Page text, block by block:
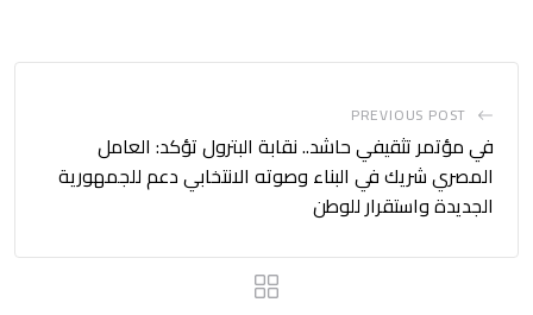
PREVIOUS POST
في مؤتمر تثقيفي حاشد.. نقابة البترول تؤكد: العامل
المصري شريك في البناء وصوته الانتخابي دعم للجمهورية
الجديدة واستقرار للوطن